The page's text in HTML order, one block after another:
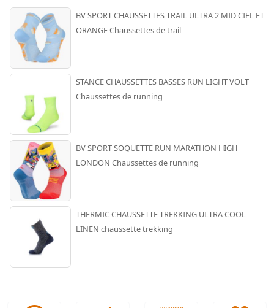
BV SPORT CHAUSSETTES TRAIL ULTRA 2 MID CIEL ET
ORANGE Chaussettes de trail
STANCE CHAUSSETTES BASSES RUN LIGHT VOLT
Chaussettes de running
BV SPORT SOQUETTE RUN MARATHON HIGH
LONDON Chaussettes de running
THERMIC CHAUSSETTE TREKKING ULTRA COOL
LINEN chaussette trekking